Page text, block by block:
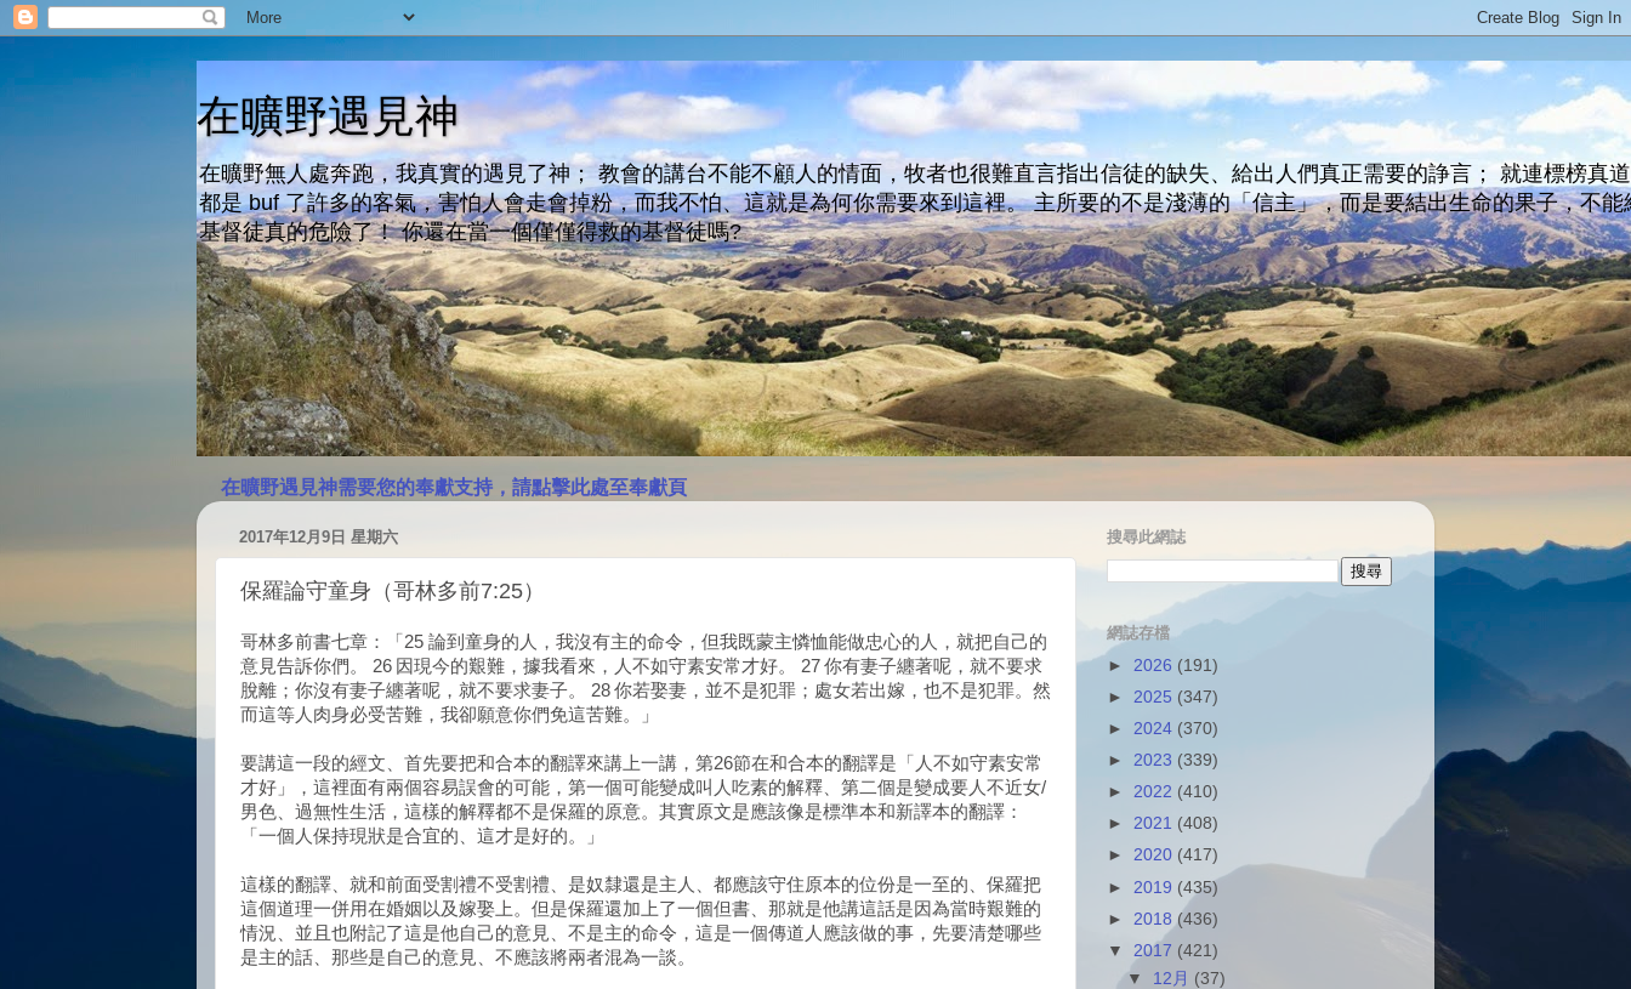
在曠野遇見神
在曠野無人處奔跑，我真實的遇見了神； 教會的講台不能不顧人的情面，牧者也很難直言指出信徒的缺失、給出人們真正需要的諍言； 就連標榜真
都是 buf 了許多的客氣，害怕人會走會掉粉，而我不怕、這就是為何你需要來到這裡。 主所要的不是淺薄的「信主」，而是要結出生命的果子，不能
基督徒真的危險了！ 你還在當一個僅僅得救的基督徒嗎?
在曠野遇見神需要您的奉獻支持，請點擊此處至奉獻頁
2017年12月9日 星期六
保羅論守童身（哥林多前7:25）
哥林多前書七章：「25 論到童身的人，我沒有主的命令，但我既蒙主憐恤能做忠心的人，就把自己的
意見告訴你們。 26 因現今的艱難，據我看來，人不如守素安常才好。 27 你有妻子纏著呢，就不要求
脫離；你沒有妻子纏著呢，就不要求妻子。 28 你若娶妻，並不是犯罪；處女若出嫁，也不是犯罪。然
而這等人肉身必受苦難，我卻願意你們免這苦難。」
要講這一段的經文、首先要把和合本的翻譯來講上一講，第26節在和合本的翻譯是「人不如守素安常
才好」，這裡面有兩個容易誤會的可能，第一個可能變成叫人吃素的解釋、第二個是變成要人不近女/
男色、過無性生活，這樣的解釋都不是保羅的原意。其實原文是應該像是標準本和新譯本的翻譯：
「一個人保持現狀是合宜的、這才是好的。」
這樣的翻譯、就和前面受割禮不受割禮、是奴隸還是主人、都應該守住原本的位份是一至的、保羅把
這個道理一併用在婚姻以及嫁娶上。但是保羅還加上了一個但書、那就是他講這話是因為當時艱難的
情況、並且也附記了這是他自己的意見、不是主的命令，這是一個傳道人應該做的事，先要清楚哪些
是主的話、那些是自己的意見、不應該將兩者混為一談。
搜尋此網誌
網誌存檔
► 2026 (191)
► 2025 (347)
► 2024 (370)
► 2023 (339)
► 2022 (410)
► 2021 (408)
► 2020 (417)
► 2019 (435)
► 2018 (436)
▼ 2017 (421)
▼ 12月 (37)